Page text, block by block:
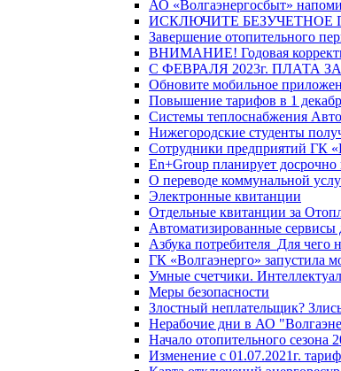
АО «Волгаэнергосбыт»
ИСКЛЮЧИТЕ БЕЗУЧЕТНОЕ
Завершение отопительного
ВНИМАНИЕ! Годовая
С ФЕВРАЛЯ 2023г. ПЛАТА
Обновите мобильное
Повышение тарифов в 1
Системы теплоснабжения
Нижегородские студенты
Сотрудники предприятий ГК
En+Group планирует
О переводе коммунальной
Электронные квитанции
Отдельные квитанции за
Автоматизированные
Азбука потребителя_Для чего
ГК «Волгаэнерго» запустила
Умные счетчики.
Меры безопасности
Злостный неплательщик?
Нерабочие дни в АО
Начало отопительного сезона
Изменение с 01.07.2021г.